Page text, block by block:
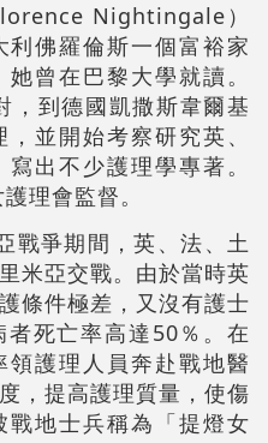
Nightingale）
佛羅倫斯一個富裕家
曾在巴黎大學就讀。
，到德國凱撒斯韋爾基
並開始考察研究英、
出不少護理學專著。
理會監督。
戰爭期間，英、法、土
米亞交戰。由於當時英
條件極差，又沒有護士
死亡率高達50％。在
護理人員奔赴戰地醫
，提高護理質量，使傷
地士兵稱為「提燈女